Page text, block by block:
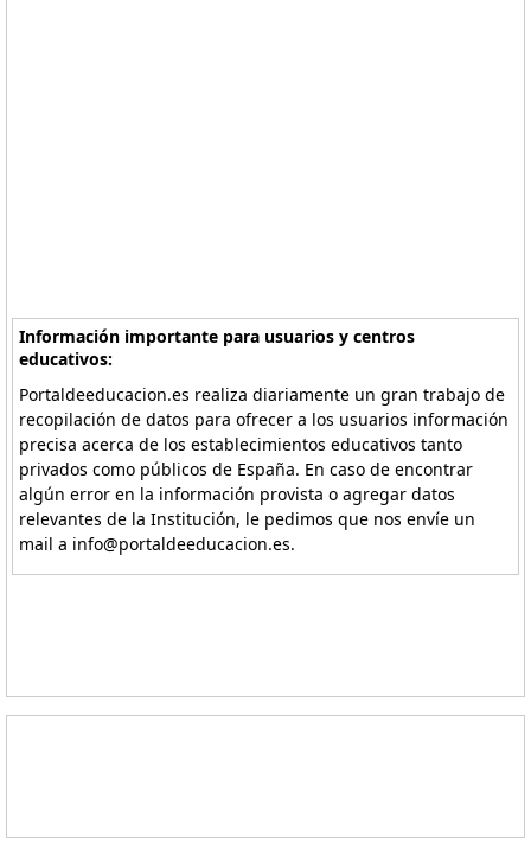
Información importante para usuarios y centros
educativos:
Portaldeeducacion.es realiza diariamente un gran trabajo de
recopilación de datos para ofrecer a los usuarios información
precisa acerca de los establecimientos educativos tanto
privados como públicos de España. En caso de encontrar
algún error en la información provista o agregar datos
relevantes de la Institución, le pedimos que nos envíe un
mail a info@portaldeeducacion.es.